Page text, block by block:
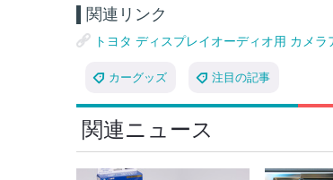
関連リンク
トヨタ ディスプレイオーディオ用 カメ
カーグッズ 注目の記事
関連ニュース